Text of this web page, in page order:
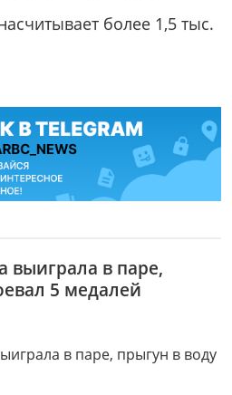
более 1,5 тыс.
выиграла в паре,
5 медалей